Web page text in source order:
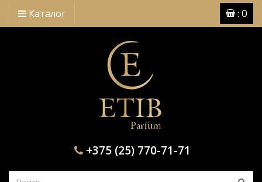
: 0
Каталог
+375 (25) 770-71-71